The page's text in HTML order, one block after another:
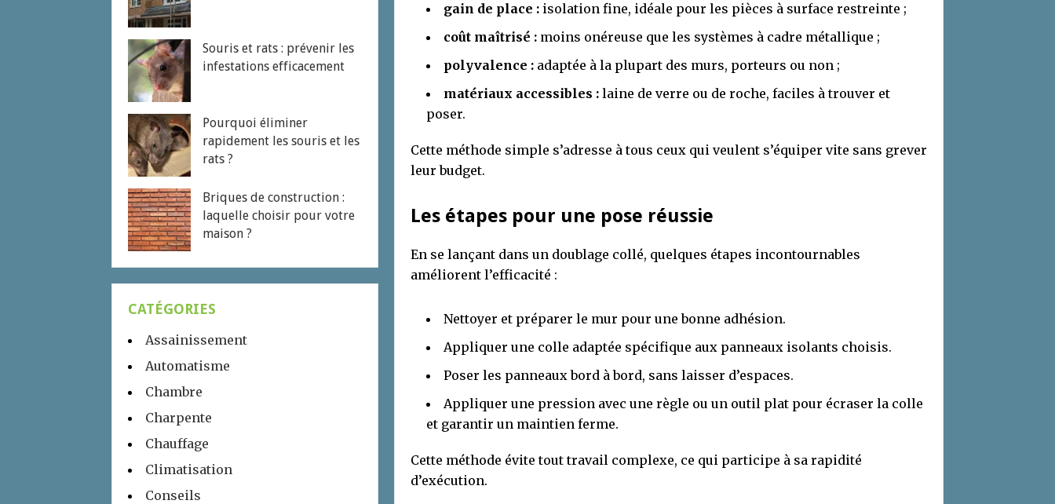
gain de place : isolation fine, idéale pour les pièces à surface restreinte ;
coût maîtrisé : moins onéreuse que les systèmes à cadre métallique ;
polyvalence : adaptée à la plupart des murs, porteurs ou non ;
matériaux accessibles : laine de verre ou de roche, faciles à trouver et
poser.
Cette méthode simple s’adresse à tous ceux qui veulent s’équiper vite sans grever
leur budget.
Les étapes pour une pose réussie
En se lançant dans un doublage collé, quelques étapes incontournables
améliorent l’efficacité :
Nettoyer et préparer le mur pour une bonne adhésion.
Appliquer une colle adaptée spécifique aux panneaux isolants choisis.
Poser les panneaux bord à bord, sans laisser d’espaces.
Appliquer une pression avec une règle ou un outil plat pour écraser la colle
et garantir un maintien ferme.
Cette méthode évite tout travail complexe, ce qui participe à sa rapidité
d’exécution.
Souris et rats : prévenir les
infestations efficacement
Pourquoi éliminer
rapidement les souris et les
rats ?
Briques de construction :
laquelle choisir pour votre
maison ?
CATÉGORIES
Assainissement
Automatisme
Chambre
Charpente
Chauffage
Climatisation
Conseils